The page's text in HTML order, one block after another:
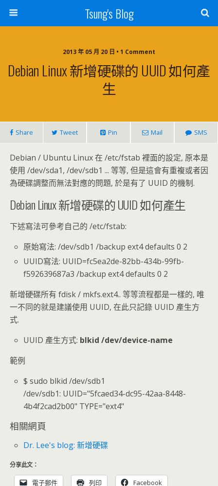
Tsung's Blog
2013 年 05 月 20 日 • 1 Comment
Debian Linux 新增硬碟的 UUID 如何產
生
Share Tweet Pin Mail SMS
Debian / Ubuntu Linux 在 /etc/fstab 裡面的設定, 原本是
使用 /dev/sda1, /dev/sdb1 ... 等等, 但是這會有重複或者因
為硬碟調整而無法對應的問題, 於是有了 UUID 的機制.
Debian Linux 新增硬碟的 UUID 如何產生
下述寫法可參考自己的 /etc/fstab:
原始寫法: /dev/sdb1 /backup ext4 defaults 0 2
UUID寫法: UUID=fc5ea2de-82bb-434b-99fb-
f592639687a3 /backup ext4 defaults 0 2
新增硬碟所有 fdisk / mkfs.ext4.. 等等流程都是一樣的, 唯
一不同的就是建議使用 UUID, 在此只記錄 UUID 產生方
式.
UUID 產生方式: blkid /dev/device-name
範例
$ sudo blkid /dev/sdb1
/dev/sdb1: UUID="5fcaed34-dc95-42aa-8448-
4b4f2cad2b00" TYPE="ext4"
相關網頁
Dr. Lee's blog: 新增硬碟
分享此文：
電子郵件 列印 Facebook